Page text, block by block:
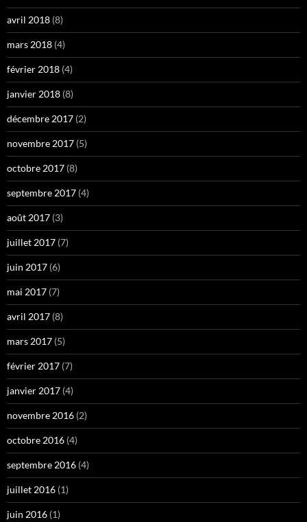
avril 2018 (8)
mars 2018 (4)
février 2018 (4)
janvier 2018 (8)
décembre 2017 (2)
novembre 2017 (5)
octobre 2017 (8)
septembre 2017 (4)
août 2017 (3)
juillet 2017 (7)
juin 2017 (6)
mai 2017 (7)
avril 2017 (8)
mars 2017 (5)
février 2017 (7)
janvier 2017 (4)
novembre 2016 (2)
octobre 2016 (4)
septembre 2016 (4)
juillet 2016 (1)
juin 2016 (1)